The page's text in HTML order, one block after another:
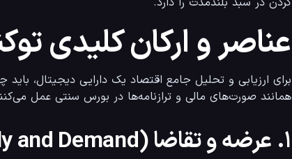
عناصر و ارکان کلیدی
همانند صورت‌های مالی و ترازنامه‌ها در بورس سنتی عمل می‌کنند و سلامت پروژه را نشان می‌دهند.
۱. عرضه و تقاضا (Supply and Demand)